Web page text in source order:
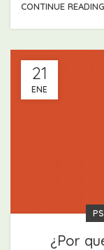
CONTINUE READING
21
ENE
¿Por